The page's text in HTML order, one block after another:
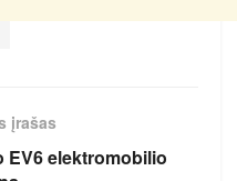
įrašas
EV6 elektromobilio